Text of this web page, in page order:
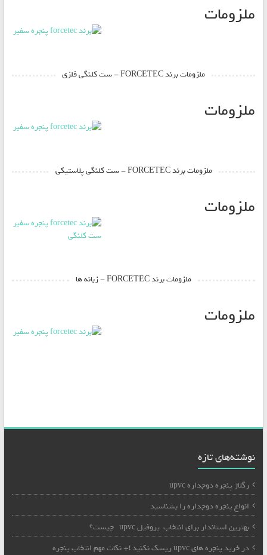
ملزومات
ملزومات برند FORCETEC - ست کلنگی فلزی
ملزومات
ملزومات برند FORCETEC - ست کلنگی پلاستیکی
ملزومات
ملزومات برند FORCETEC - زبانه ها
ملزومات
نوشته‌های تازه
رگلاژ پنجره دوجداره upvc
انواع پنجره دوجداره را بشناسید
بهترین استاندار برای انتخاب پروفیل upvc چیست؟
در خرید پنجره های upvc ریسک نکنید !+ نکات مهم انتخاب پنجره